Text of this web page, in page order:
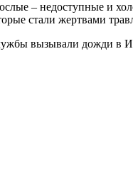
– недоступные и
стали жертвами
вызывали дожди в